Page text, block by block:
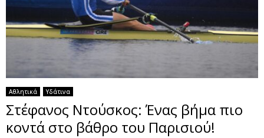
Αθλητικά Υδάτινα
Στέφανος Ντούσκος: Ένας βήμα πιο
κοντά στο βάθρο του Παρισιού!